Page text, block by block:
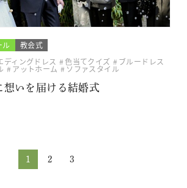
ル
教会式
ディングドレス 色当てクイズ ブルードレス
アットホーム
ソファスタイル
想いを届ける結婚式
1 2 3